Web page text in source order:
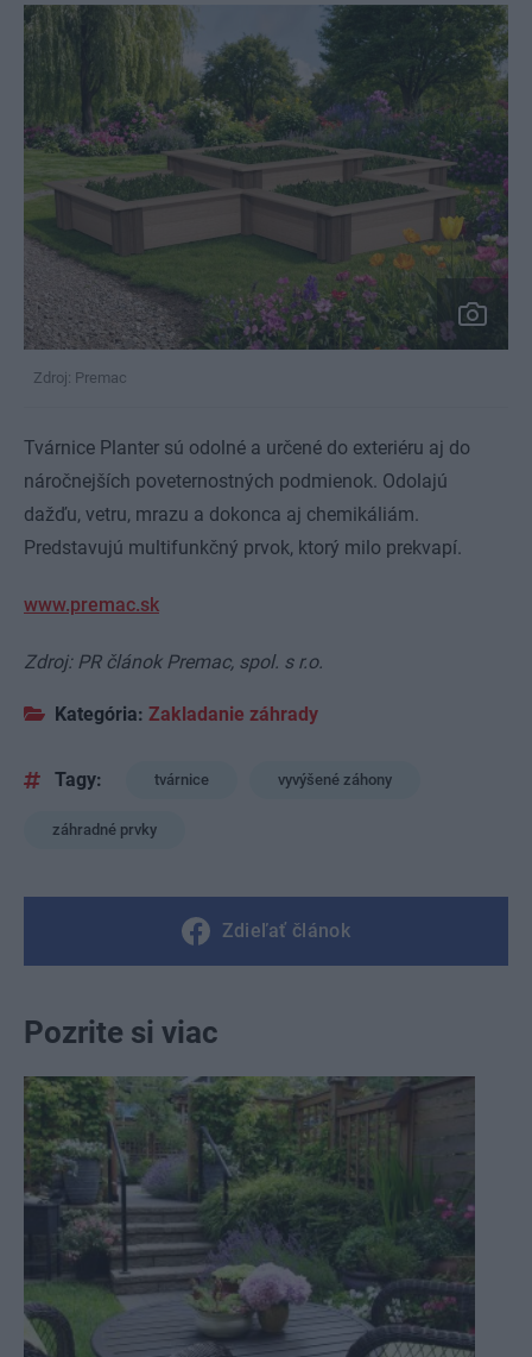
Zdroj: Premac
Tvárnice Planter sú odolné a určené do exteriéru aj do
náročnejších poveternostných podmienok. Odolajú
dažďu, vetru, mrazu a dokonca aj chemikáliám.
Predstavujú multifunkčný prvok, ktorý milo prekvapí.
www.premac.sk
Zdroj: PR článok Premac, spol. s r.o.
Kategória: Zakladanie záhrady
Tagy: tvárnice vyvýšené záhony
záhradné prvky
Zdieľať článok
Pozrite si viac